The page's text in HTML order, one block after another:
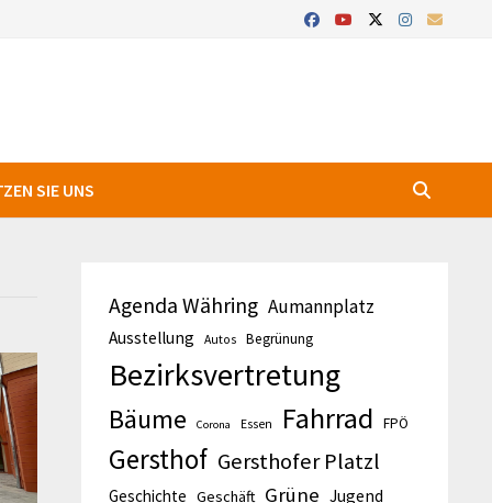
SIE UNS
Agenda Währing Aumannplatz
Ausstellung Autos Begrünung
Bezirksvertretung
Bäume Corona Essen Fahrrad FPÖ
Gersthof Gersthofer Platzl
Geschichte Geschäft Grüne Jugend